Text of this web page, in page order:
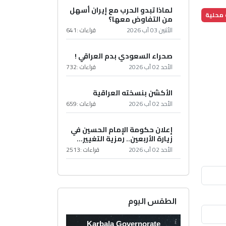
محلية لماذا تبدو الحرب مع إيران أسهل
من التفاوض معها؟
الأثنين 03 آب 2026 قراءات :641
صحراء السعودي بدم العراقي !
الأحد 02 آب 2026 قراءات :732
الأكشن بنسخته العراقية
الأحد 02 آب 2026 قراءات :659
إعلان حكومة الإمام الحسين في
زيارة الأربعين.. رمزية التغيير...
الأحد 02 آب 2026 قراءات :2513
الطقس اليوم
Karbala Governorate